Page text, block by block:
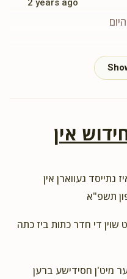
2 years ago
ומשפחתו
2 years ago
2 years ago
אין
געווארן אין
תשפ"א
די חדר כתות ביז כתה
מיט'ן חסידישע ברען